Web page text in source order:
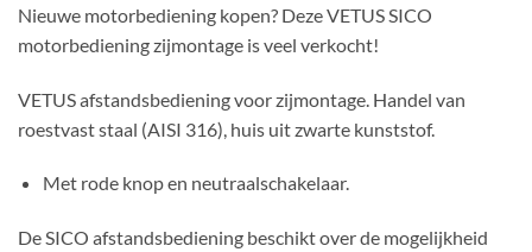
Nieuwe motorbediening kopen? Deze VETUS SICO
motorbediening zijmontage is veel verkocht!
VETUS afstandsbediening voor zijmontage. Handel van
roestvast staal (AISI 316), huis uit zwarte kunststof.
Met rode knop en neutraalschakelaar.
De SICO afstandsbediening beschikt over de mogelijkheid